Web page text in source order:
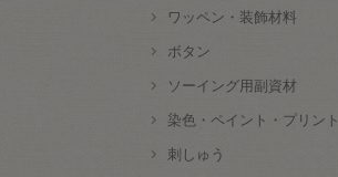
ワッペン・装飾材料
ボタン
ソーイング用副資材
染色・ペイント・プリント
刺しゅう